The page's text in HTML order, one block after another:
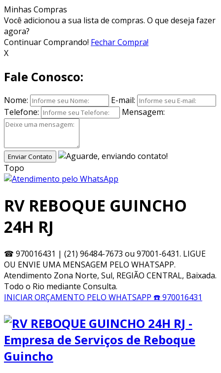
Minhas Compras
Você adicionou a sua lista de compras. O que deseja fazer
agora?
Continuar Comprando! Fechar Compra!
X
Fale Conosco:
Nome:
E-mail:
Telefone:
Mensagem:
Enviar Contato
Topo
RV REBOQUE GUINCHO
24H RJ
☎ 970016431 | (21) 96484-7673 ou 97001-6431. LIGUE
OU ENVIE UMA MENSAGEM PELO WHATSAPP.
Atendimento Zona Norte, Sul, REGIÃO CENTRAL, Baixada.
Todo o Rio mediante Consulta.
INICIAR ORÇAMENTO PELO WHATSAPP ☎️ 970016431